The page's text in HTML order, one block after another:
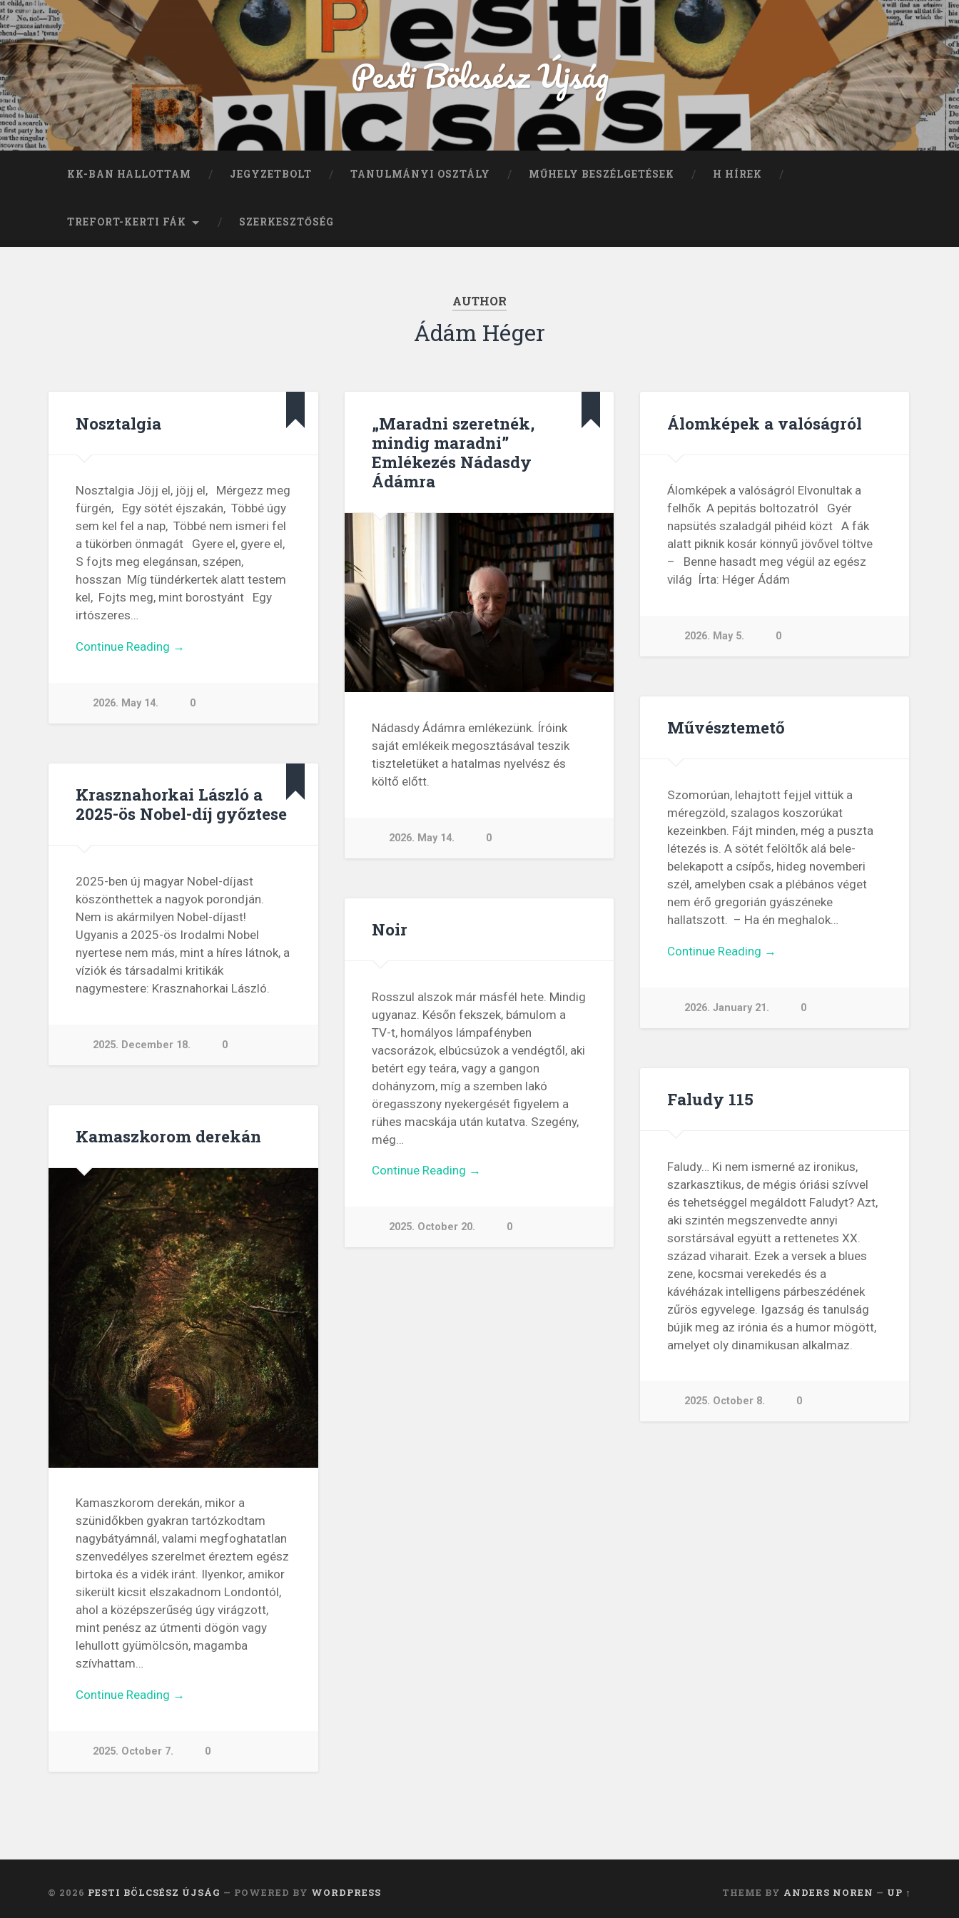
Pesti Bölcsész Újság
KK-BAN HALLOTTAM JEGYZETBOLT TANULMÁNYI OSZTÁLY MŰHELY BESZÉLGETÉSEK H HÍREK
TREFORT-KERTI FÁK SZERKESZTŐSÉG
AUTHOR
Ádám Héger
Nosztalgia
Nosztalgia Jöjj el, jöjj el, Mérgezz meg
fürgén, Egy sötét éjszakán, Többé úgy
sem kel fel a nap, Többé nem ismeri fel
a tükörben önmagát Gyere el, gyere el,
S fojts meg elegánsan, szépen,
hosszan Míg tündérkertek alatt testem
kel, Fojts meg, mint borostyánt Egy
irtószeres…
Continue Reading →
2026. May 14. 0
„Maradni szeretnék,
mindig maradni”
Emlékezés Nádasdy
Ádámra
Nádasdy Ádámra emlékezünk. Íróink
saját emlékeik megosztásával teszik
tiszteletüket a hatalmas nyelvész és
költő előtt.
2026. May 14. 0
Álomképek a valóságról
Álomképek a valóságról Elvonultak a
felhők A pepitás boltozatról Gyér
napsütés szaladgál pihéid közt A fák
alatt piknik kosár könnyű jövővel töltve
– Benne hasadt meg végül az egész
világ Írta: Héger Ádám
2026. May 5. 0
Művésztemető
Szomorúan, lehajtott fejjel vittük a
méregzöld, szalagos koszorúkat
kezeinkben. Fájt minden, még a puszta
létezés is. A sötét felöltők alá bele-
belekapott a csípős, hideg novemberi
szél, amelyben csak a plébános véget
nem érő gregorián gyászéneke
hallatszott. – Ha én meghalok…
Continue Reading →
2026. January 21. 0
Krasznahorkai László a
2025-ös Nobel-díj győztese
2025-ben új magyar Nobel-díjast
köszönthettek a nagyok porondján.
Nem is akármilyen Nobel-díjast!
Ugyanis a 2025-ös Irodalmi Nobel
nyertese nem más, mint a híres látnok, a
víziók és társadalmi kritikák
nagymestere: Krasznahorkai László.
2025. December 18. 0
Noir
Rosszul alszok már másfél hete. Mindig
ugyanaz. Későn fekszek, bámulom a
TV-t, homályos lámpafényben
vacsorázok, elbúcsúzok a vendégtől, aki
betért egy teára, vagy a gangon
dohányzom, míg a szemben lakó
öregasszony nyekergését figyelem a
rühes macskája után kutatva. Szegény,
még…
Continue Reading →
2025. October 20. 0
Faludy 115
Faludy… Ki nem ismerné az ironikus,
szarkasztikus, de mégis óriási szívvel
és tehetséggel megáldott Faludyt? Azt,
aki szintén megszenvedte annyi
sorstársával együtt a rettenetes XX.
század viharait. Ezek a versek a blues
zene, kocsmai verekedés és a
kávéházak intelligens párbeszédének
zűrös egyvelege. Igazság és tanulság
bújik meg az irónia és a humor mögött,
amelyet oly dinamikusan alkalmaz.
2025. October 8. 0
Kamaszkorom derekán
Kamaszkorom derekán, mikor a
szünidőkben gyakran tartózkodtam
nagybátyámnál, valami megfoghatatlan
szenvedélyes szerelmet éreztem egész
birtoka és a vidék iránt. Ilyenkor, amikor
sikerült kicsit elszakadnom Londontól,
ahol a középszerűség úgy virágzott,
mint penész az útmenti dögön vagy
lehullott gyümölcsön, magamba
szívhattam…
Continue Reading →
2025. October 7. 0
© 2026 PESTI BÖLCSÉSZ ÚJSÁG — POWERED BY WORDPRESS THEME BY ANDERS NOREN — UP ↑